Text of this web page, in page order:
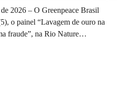
2026 – O Greenpeace Brasil
o painel “Lavagem de ouro na
fraude”, na Rio Nature…